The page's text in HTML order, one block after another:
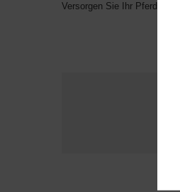
Versorgen Sie Ihr Pferd mit